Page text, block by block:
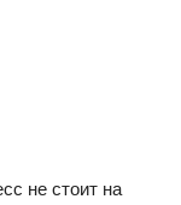
не стоит на